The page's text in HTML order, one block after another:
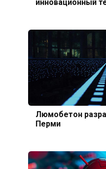
инновационный
Люмобетон
Перми